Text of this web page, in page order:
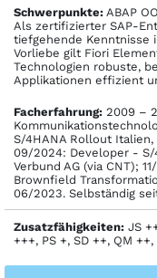
Schwerpunkte: ABAP
Als zertifizierter SAP-
tiefgehende Kenntnisse
Vorliebe gilt Fiori
Technologien robuste,
Applikationen effizient
Facher­fahrung: 2009 –
S/4HANA Rollout Italien,
09/2024: Developer - S/
Verbund AG (via CNT);
Brownfield
06/2023. Selbständig
Zusatzfähigkeiten: JS
+++, PS +, SD ++, QM